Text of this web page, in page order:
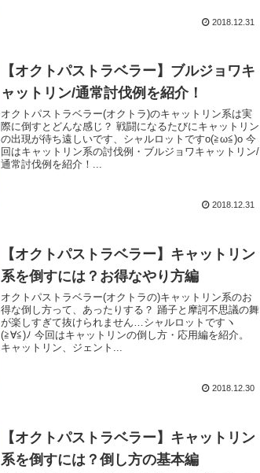
2018.12.31
【オクトパストラベラー】ブルジョワキ
ャットリン/通常討伐例を紹介！
オクトパストラベラー(オクトラ)のキャットリン系は実
際に倒すとどんな感じ？ 戦闘になるたびにキャットリン
の出現が待ち遠しいです、シャルロットですo(≧ω≦)o 今
回はキャットリン系の討伐例・ブルジョワキャットリン/
通常討伐例を紹介！...
2018.12.31
【オクトパストラベラー】キャットリン
系を倒すには？お得なやり方編
オクトパストラベラー(オクトラの)キャットリン系のお
得な倒し方って、あったりする？ 踊子と摩訶不思議の舞
が楽しすぎて抜けられません…シャルロットですヽ
(≧∀≦)ﾉ 今回はキャットリンの倒し方・応用編を紹介。
キャットリン、ジェント...
2018.12.30
【オクトパストラベラー】キャットリン
系を倒すには？倒し方の基本編